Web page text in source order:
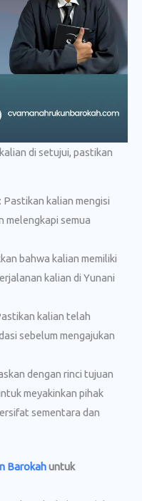
di setujui, pastikan
: Pastikan kalian mengisi
melengkapi semua
bahwa kalian memiliki
kalian di Yunani
kalian telah
sebelum mengajukan
dengan rinci tujuan
meyakinkan pihak
sementara dan
Barokahuntuk